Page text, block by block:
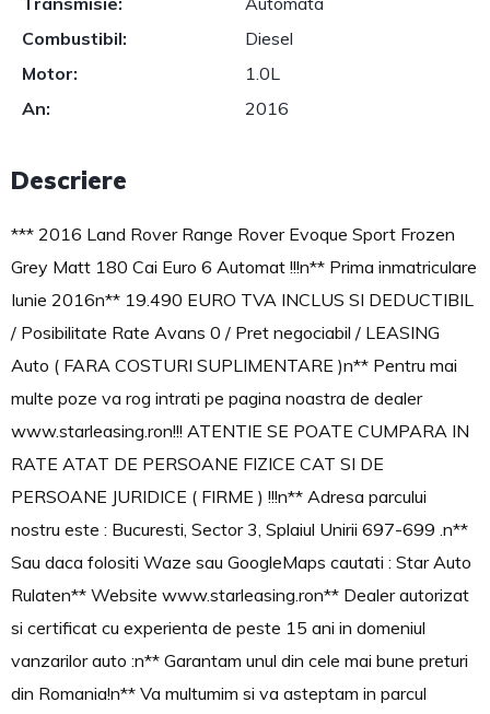
Combustibil:
Diesel
Motor:
1.0L
An:
2016
Descriere
*** 2016 Land Rover Range Rover Evoque Sport Frozen
Grey Matt 180 Cai Euro 6 Automat !!!n** Prima inmatriculare
Iunie 2016n** 19.490 EURO TVA INCLUS SI DEDUCTIBIL
/ Posibilitate Rate Avans 0 / Pret negociabil / LEASING
Auto ( FARA COSTURI SUPLIMENTARE )n** Pentru mai
multe poze va rog intrati pe pagina noastra de dealer
www.starleasing.ron!!! ATENTIE SE POATE CUMPARA IN
RATE ATAT DE PERSOANE FIZICE CAT SI DE
PERSOANE JURIDICE ( FIRME ) !!!n** Adresa parcului
nostru este : Bucuresti, Sector 3, Splaiul Unirii 697-699 .n**
Sau daca folositi Waze sau GoogleMaps cautati : Star Auto
Rulaten** Website www.starleasing.ron** Dealer autorizat
si certificat cu experienta de peste 15 ani in domeniul
vanzarilor auto :n** Garantam unul din cele mai bune preturi
din Romania!n** Va multumim si va asteptam in parcul